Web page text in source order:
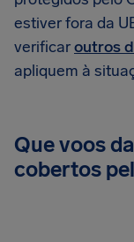
estiver fora da
verificaroutros
apliquem à
Que voos
cobertos